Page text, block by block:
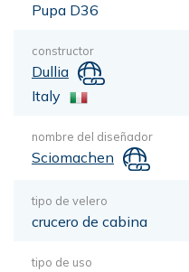
Pupa D36
constructor
Dullia
Italy
nombre del diseñador
Sciomachen
tipo de velero
crucero de cabina
tipo de uso